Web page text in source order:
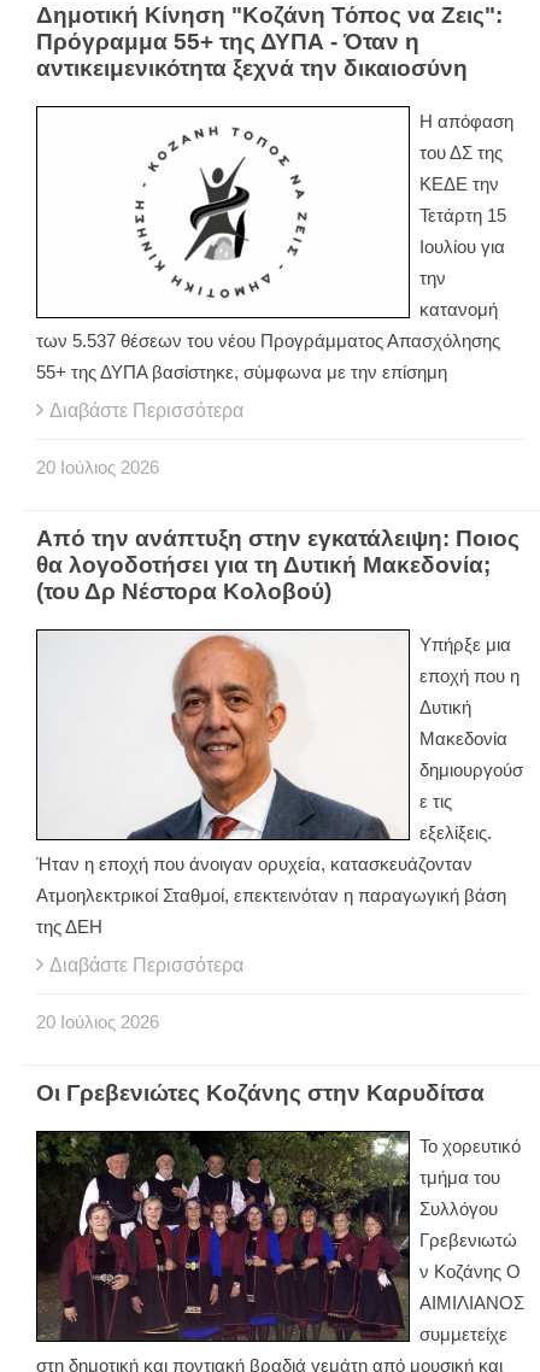
Δημοτική Κίνηση "Κοζάνη Τόπος να Ζεις":
Πρόγραμμα 55+ της ΔΥΠΑ - Όταν η
αντικειμενικότητα ξεχνά την δικαιοσύνη
Η απόφαση
του ΔΣ της
ΚΕΔΕ την
Τετάρτη 15
Ιουλίου για
την
κατανομή
των 5.537 θέσεων του νέου Προγράμματος Απασχόλησης
55+ της ΔΥΠΑ βασίστηκε, σύμφωνα με την επίσημη
Διαβάστε Περισσότερα
20 Ιούλιος 2026
Από την ανάπτυξη στην εγκατάλειψη: Ποιος
θα λογοδοτήσει για τη Δυτική Μακεδονία;
(του Δρ Νέστορα Κολοβού)
Υπήρξε μια
εποχή που η
Δυτική
Μακεδονία
δημιουργούσ
ε τις
εξελίξεις.
Ήταν η εποχή που άνοιγαν ορυχεία, κατασκευάζονταν
Ατμοηλεκτρικοί Σταθμοί, επεκτεινόταν η παραγωγική βάση
της ΔΕΗ
Διαβάστε Περισσότερα
20 Ιούλιος 2026
Οι Γρεβενιώτες Κοζάνης στην Καρυδίτσα
Το χορευτικό
τμήμα του
Συλλόγου
Γρεβενιωτώ
ν Κοζάνης Ο
ΑΙΜΙΛΙΑΝΟΣ
συμμετείχε
στη δημοτική και ποντιακή βραδιά γεμάτη από μουσική και